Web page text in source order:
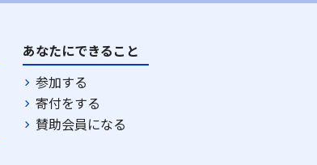
あなたにできること
参加する
寄付をする
賛助会員になる